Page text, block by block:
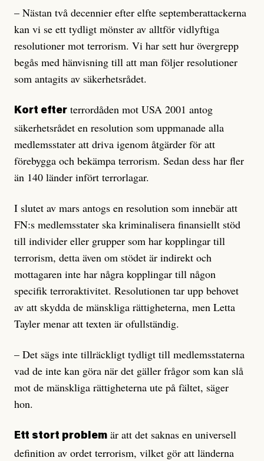
– Nästan två decennier efter elfte septemberattackerna
kan vi se ett tydligt mönster av alltför vidlyftiga
resolutioner mot terrorism. Vi har sett hur övergrepp
begås med hänvisning till att man följer resolutioner
som antagits av säkerhetsrådet.
Kort efter terrordåden mot USA 2001 antog
säkerhetsrådet en resolution som uppmanade alla
medlemsstater att driva igenom åtgärder för att
förebygga och bekämpa terrorism. Sedan dess har fler
än 140 länder infört terrorlagar.
I slutet av mars antogs en resolution som innebär att
FN:s medlemsstater ska kriminalisera finansiellt stöd
till individer eller grupper som har kopplingar till
terrorism, detta även om stödet är indirekt och
mottagaren inte har några kopplingar till någon
specifik terroraktivitet. Resolutionen tar upp behovet
av att skydda de mänskliga rättigheterna, men Letta
Tayler menar att texten är ofullständig.
– Det sägs inte tillräckligt tydligt till medlemsstaterna
vad de inte kan göra när det gäller frågor som kan slå
mot de mänskliga rättigheterna ute på fältet, säger
hon.
Ett stort problem är att det saknas en universell
definition av ordet terrorism, vilket gör att länderna